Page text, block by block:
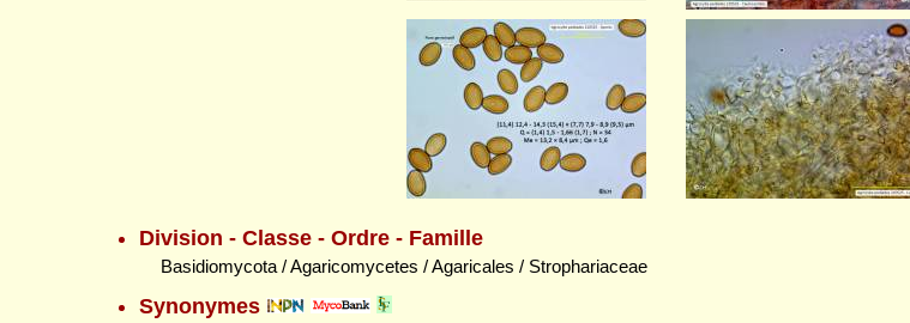
Division - Classe - Ordre - Famille
Basidiomycota / Agaricomycetes / Agaricales / Strophariaceae
Synonymes